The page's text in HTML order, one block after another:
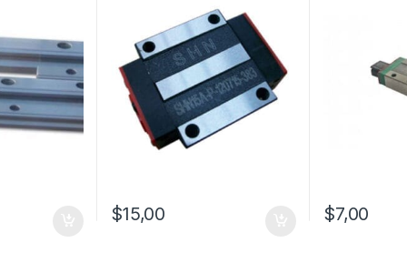
$15,00 $7,00